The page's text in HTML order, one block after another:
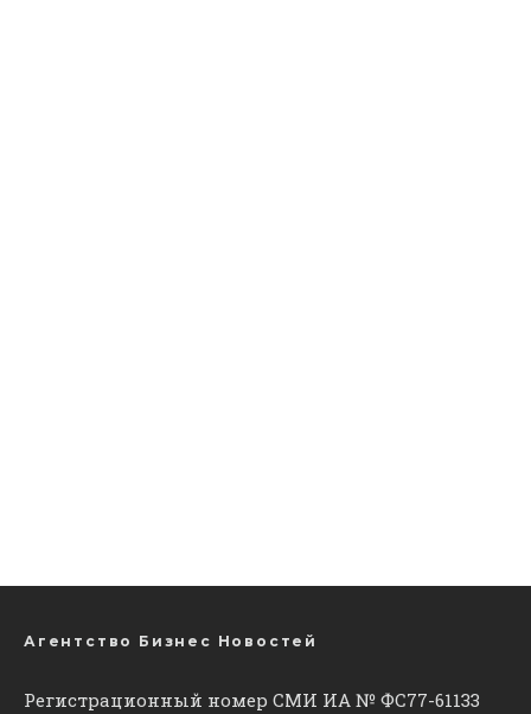
Агентство Бизнес Новостей
Регистрационный номер СМИ ИА № ФС77-61133